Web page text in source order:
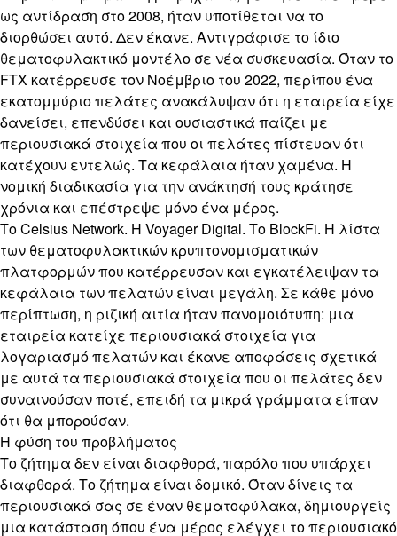
ως αντίδραση στο 2008, ήταν υποτίθεται να το
διορθώσει αυτό. Δεν έκανε. Αντιγράφισε το ίδιο
θεματοφυλακτικό μοντέλο σε νέα συσκευασία. Όταν το
FTX κατέρρευσε τον Νοέμβριο του 2022, περίπου ένα
εκατομμύριο πελάτες ανακάλυψαν ότι η εταιρεία είχε
δανείσει, επενδύσει και ουσιαστικά παίζει με
περιουσιακά στοιχεία που οι πελάτες πίστευαν ότι
κατέχουν εντελώς. Τα κεφάλαια ήταν χαμένα. Η
νομική διαδικασία για την ανάκτησή τους κράτησε
χρόνια και επέστρεψε μόνο ένα μέρος.
Το Celsius Network. Η Voyager Digital. Το BlockFi. Η λίστα
των θεματοφυλακτικών κρυπτονομισματικών
πλατφορμών που κατέρρευσαν και εγκατέλειψαν τα
κεφάλαια των πελατών είναι μεγάλη. Σε κάθε μόνο
περίπτωση, η ριζική αιτία ήταν πανομοιότυπη: μια
εταιρεία κατείχε περιουσιακά στοιχεία για
λογαριασμό πελατών και έκανε αποφάσεις σχετικά
με αυτά τα περιουσιακά στοιχεία που οι πελάτες δεν
συναινούσαν ποτέ, επειδή τα μικρά γράμματα είπαν
ότι θα μπορούσαν.
Η φύση του προβλήματος
Το ζήτημα δεν είναι διαφθορά, παρόλο που υπάρχει
διαφθορά. Το ζήτημα είναι δομικό. Όταν δίνεις τα
περιουσιακά σας σε έναν θεματοφύλακα, δημιουργείς
μια κατάσταση όπου ένα μέρος ελέγχει το περιουσιακό